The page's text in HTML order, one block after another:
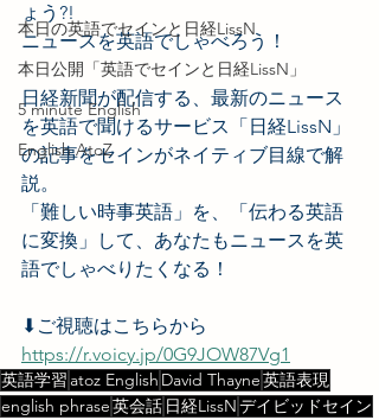
本日の英語でセインと日経LissN
本日公開「英語でセインと日経LissN」
5 minute English
English AtoZ
ょう?!
ニュースを英語でしゃべろう！
日経新聞が配信する、最新のニュース
を英語で聞けるサービス「日経LissN」
の記事をセインがネイティブ目線で解
説。
「難しい時事英語」を、「伝わる英語
に変換」して、あなたもニュースを英
語でしゃべりたくなる！
⬇︎ご視聴はこちらから
https://r.voicy.jp/0G9JOW87Vg1
英語学習 atoz English David Thayne英語表現
english phrase英会話 日経LissNデイビッドセイン